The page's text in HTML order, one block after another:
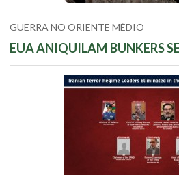
GUERRA NO ORIENTE MÉDIO
EUA ANIQUILAM BUNKERS